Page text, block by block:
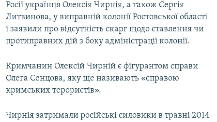
Росії українця Олексія Чирнія, а також Сергія
Литвинова, у виправній колонії Ростовської області
і заявили про відсутність скарг щодо ставлення чи
протиправних дій з боку адміністрації колонії.
Кримчанин Олексій Чирній є фігурантом справи
Олега Сенцова, яку ще називають «справою
кримських терористів».
Чирнія затримали російські силовики в травні 2014